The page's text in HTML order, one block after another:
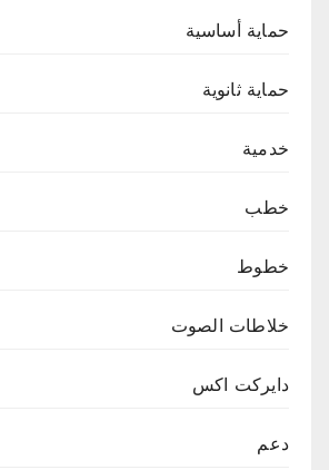
حماية أساسية
حماية ثانوية
خدمية
خطب
خطوط
خلاطات الصوت
دايركت اكس
دعم